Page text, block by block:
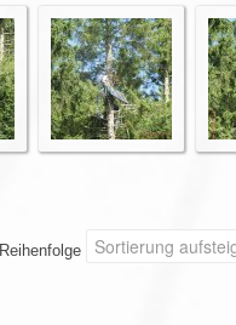
Reihenfolge